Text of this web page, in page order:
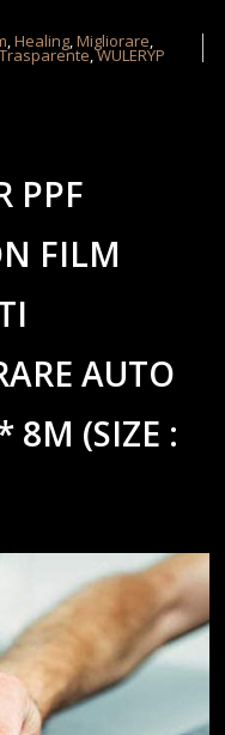
,Healing,Migliorare,
Trasparente,WULERYP
PPF
FILM
AUTO
8M (SIZE :